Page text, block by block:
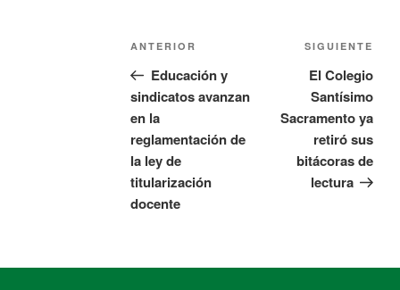
ANTERIOR
Educación y
sindicatos avanzan
en la
reglamentación de
la ley de
titularización
docente
SIGUIENTE
El Colegio
Santísimo
Sacramento ya
retiró sus
bitácoras de
lectura